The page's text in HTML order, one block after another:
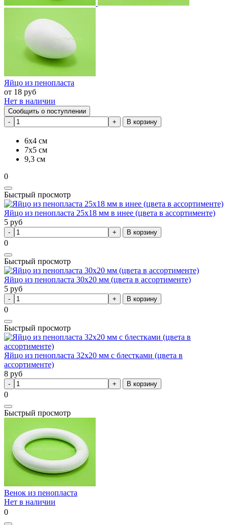
Яйцо из пенопласта
от 18 руб
Нет в наличии
Сообщить о поступлении
В корзину
6х4 см
7х5 см
9,3 см
0
Быстрый просмотр
Яйцо из пенопласта 25х18 мм в инее (цвета в ассортименте)
5 руб
В корзину
0
Быстрый просмотр
Яйцо из пенопласта 30х20 мм (цвета в ассортименте)
5 руб
В корзину
0
Быстрый просмотр
Яйцо из пенопласта 32х20 мм с блестками (цвета в
ассортименте)
8 руб
В корзину
0
Быстрый просмотр
Венок из пенопласта
Нет в наличии
0